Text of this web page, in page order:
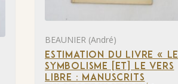
BEAUNIER (André)
ESTIMATION DU LIVRE « LE
SYMBOLISME [ET] LE VERS
LIBRE : MANUSCRITS